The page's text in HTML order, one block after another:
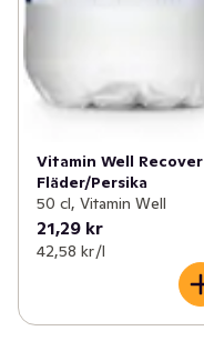
Vitamin Well Recover
Fläder/Persika
50 cl, Vitamin Well
21,29 kr
42,58 kr /l